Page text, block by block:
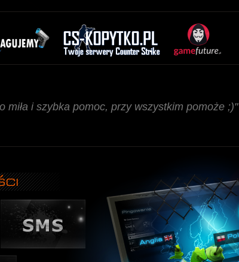
miła i szybka pomoc, przy wszystkim pomoże ;)"